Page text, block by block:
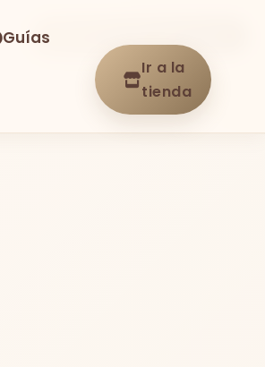
Guías
Ir a la
tienda